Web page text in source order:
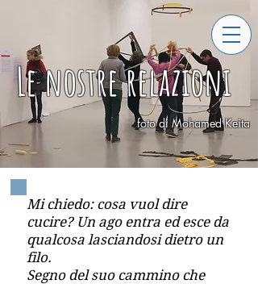
Le nostre relazioni
foto di Mohamed Keita
Mi chiedo: cosa vuol dire
cucire? Un ago entra ed esce da
qualcosa lasciandosi dietro un
filo.
Segno del suo cammino che